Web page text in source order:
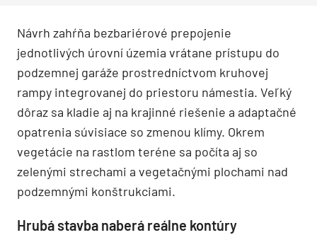
Návrh zahŕňa bezbariérové prepojenie
jednotlivých úrovní územia vrátane prístupu do
podzemnej garáže prostredníctvom kruhovej
rampy integrovanej do priestoru námestia. Veľký
dôraz sa kladie aj na krajinné riešenie a adaptačné
opatrenia súvisiace so zmenou klímy. Okrem
vegetácie na rastlom teréne sa počíta aj so
zelenými strechami a vegetačnými plochami nad
podzemnými konštrukciami.
Hrubá stavba naberá reálne kontúry